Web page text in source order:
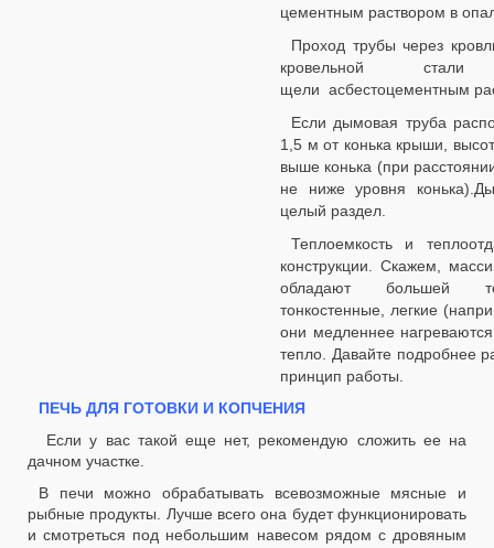
цементным раствором в
Проход трубы через
кровельной
щели асбестоцементным
Если дымовая труба
1,5 м от конька крыши,
выше конька (при
не ниже уровня
целый раздел.
Теплоемкость и
конструкции. Скажем,
обладают большей
тонкостенные, легкие
они медленнее
тепло. Давайте подробнее
принцип работы.
ПЕЧЬ ДЛЯ ГОТОВКИ И КОПЧЕНИЯ
Если у вас такой еще нет, рекомендую сложить ее на
дачном участке.
В печи можно обрабатывать всевозможные мясные и
рыбные продукты. Лучше всего она будет функционировать
и смотреться под небольшим навесом рядом с дровяным